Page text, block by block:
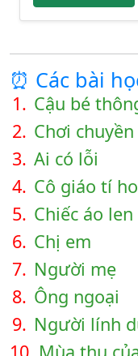
⏰ Các bài
1. Cậu bé
2. Chơi chuyền
3. Ai có lỗi
4. Cô giáo tí
5. Chiếc áo len
6. Chị em
7. Người mẹ
8. Ông ngoại
9. Người lính
10. Mùa thu